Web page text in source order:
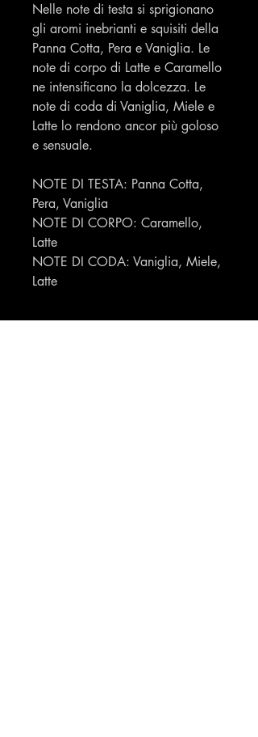
Nelle note di testa si sprigionano
gli aromi inebrianti e squisiti della
Panna Cotta, Pera e Vaniglia. Le
note di corpo di Latte e Caramello
ne intensificano la dolcezza. Le
note di coda di Vaniglia, Miele e
Latte lo rendono ancor più goloso
e sensuale.
NOTE DI TESTA: Panna Cotta,
Pera, Vaniglia
NOTE DI CORPO: Caramello,
Latte
NOTE DI CODA: Vaniglia, Miele,
Latte